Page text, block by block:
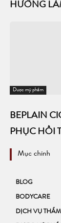
HƯỚNG
Dược mỹ phẩm
BEPLAIN
PHỤC HỒI
Mục chính
BLOG
BODYCARE
DỊCH VỤ